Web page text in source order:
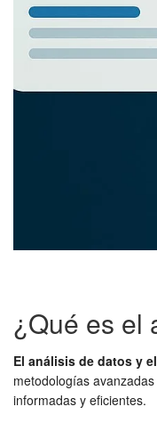
¿Qué es el
El análisis de datos y
metodologías
informadas y eficientes.